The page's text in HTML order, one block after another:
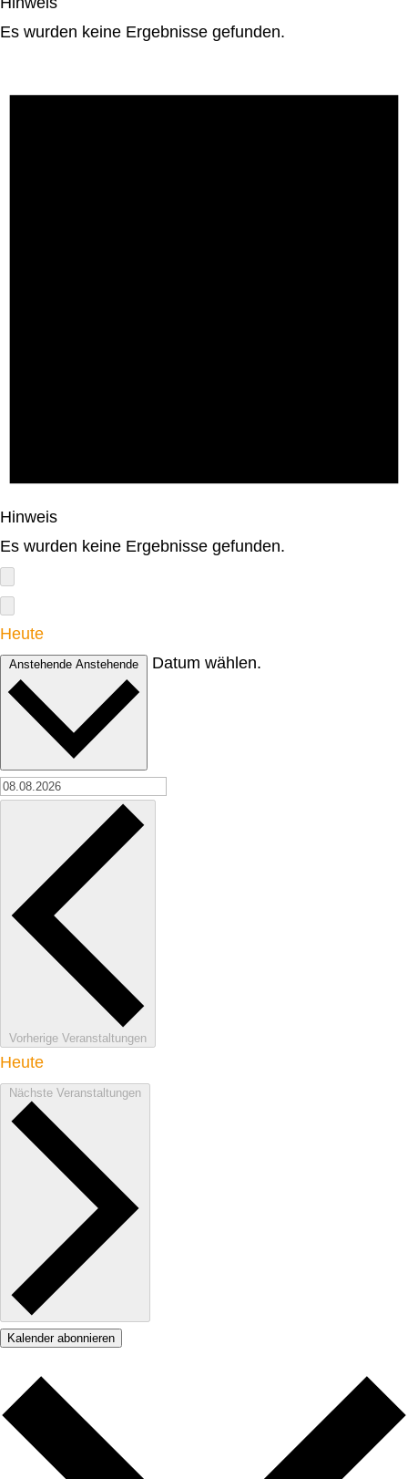
Es wurden keine Ergebnisse gefunden.
Hinweis
Es wurden keine Ergebnisse gefunden.
Heute
Anstehende Anstehende Datum wählen.
Vorherige Veranstaltungen
Heute
Nächste Veranstaltungen
Kalender abonnieren